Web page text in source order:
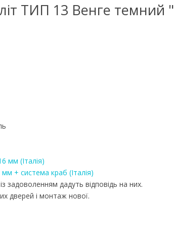
ТИП 13 Венге темний "
мм (Італія)
+ система краб (Італія)
задоволенням дадуть відповідь на них.
дверей і монтаж нової.